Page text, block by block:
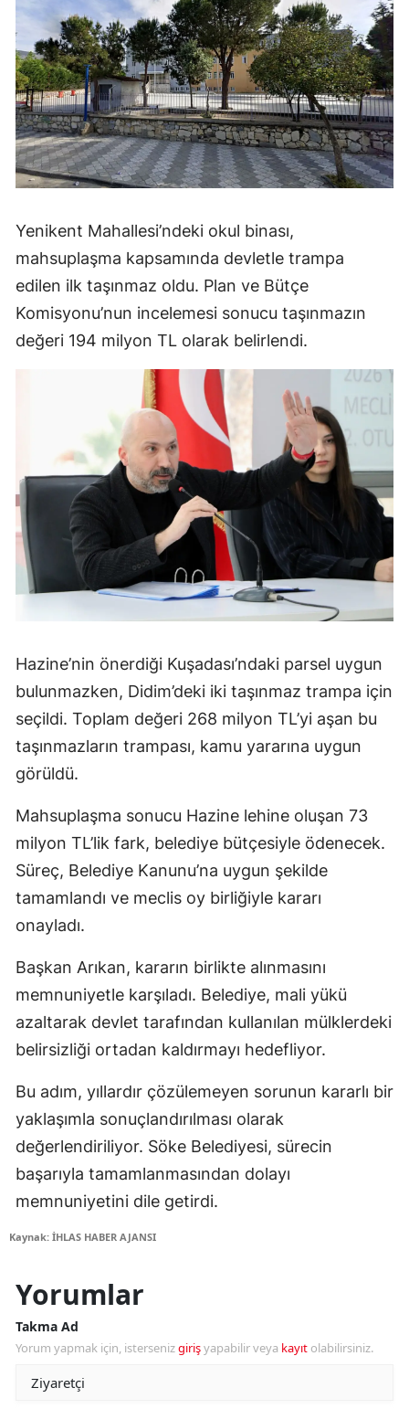
Yenikent Mahallesi’ndeki okul binası,
mahsuplaşma kapsamında devletle trampa
edilen ilk taşınmaz oldu. Plan ve Bütçe
Komisyonu’nun incelemesi sonucu taşınmazın
değeri 194 milyon TL olarak belirlendi.
Hazine’nin önerdiği Kuşadası’ndaki parsel uygun
bulunmazken, Didim’deki iki taşınmaz trampa için
seçildi. Toplam değeri 268 milyon TL’yi aşan bu
taşınmazların trampası, kamu yararına uygun
görüldü.
Mahsuplaşma sonucu Hazine lehine oluşan 73
milyon TL’lik fark, belediye bütçesiyle ödenecek.
Süreç, Belediye Kanunu’na uygun şekilde
tamamlandı ve meclis oy birliğiyle kararı
onayladı.
Başkan Arıkan, kararın birlikte alınmasını
memnuniyetle karşıladı. Belediye, mali yükü
azaltarak devlet tarafından kullanılan mülklerdeki
belirsizliği ortadan kaldırmayı hedefliyor.
Bu adım, yıllardır çözülemeyen sorunun kararlı bir
yaklaşımla sonuçlandırılması olarak
değerlendiriliyor. Söke Belediyesi, sürecin
başarıyla tamamlanmasından dolayı
memnuniyetini dile getirdi.
Kaynak: İHLAS HABER AJANSI
Yorumlar
Takma Ad
Yorum yapmak için, istersenizgirişyapabilir veya kayıt olabilirsiniz.